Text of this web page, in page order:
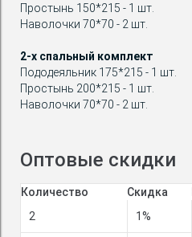
Простынь 150*215 - 1 шт.
Наволочки 70*70 - 2 шт.
2-х спальный комплект
Пододеяльник 175*215 - 1 шт.
Простынь 200*215 - 1 шт.
Наволочки 70*70 - 2 шт.
Оптовые скидки
Количество Скидка
2
1%